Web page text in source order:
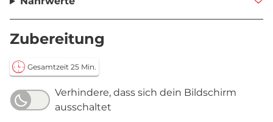
Zubereitung
Gesamtzeit 25 Min.
Verhindere, dass sich dein Bildschirm
ausschaltet